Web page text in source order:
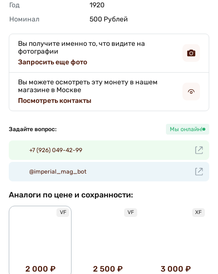
Год
1920
Номинал
500 Рублей
Вы получите именно то, что видите на
фотографии
Запросить еще фото
Вы можете осмотреть эту монету в нашем
магазине в Москве
Посмотреть контакты
Задайте вопрос: Мы онлайн!
+7 (926) 049-42-99
@imperial_mag_bot
Аналоги по цене и сохранности:
VF
2 000 ₽
VF
2 500 ₽
XF
3 000 ₽